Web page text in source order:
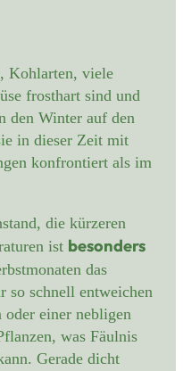
Kohlarten, viele
frosthart sind und
den Winter auf den
in dieser Zeit mit
konfrontiert als im
die kürzeren
ist besonders
das
so schnell entweichen
oder einer nebligen
was Fäulnis
Gerade dicht